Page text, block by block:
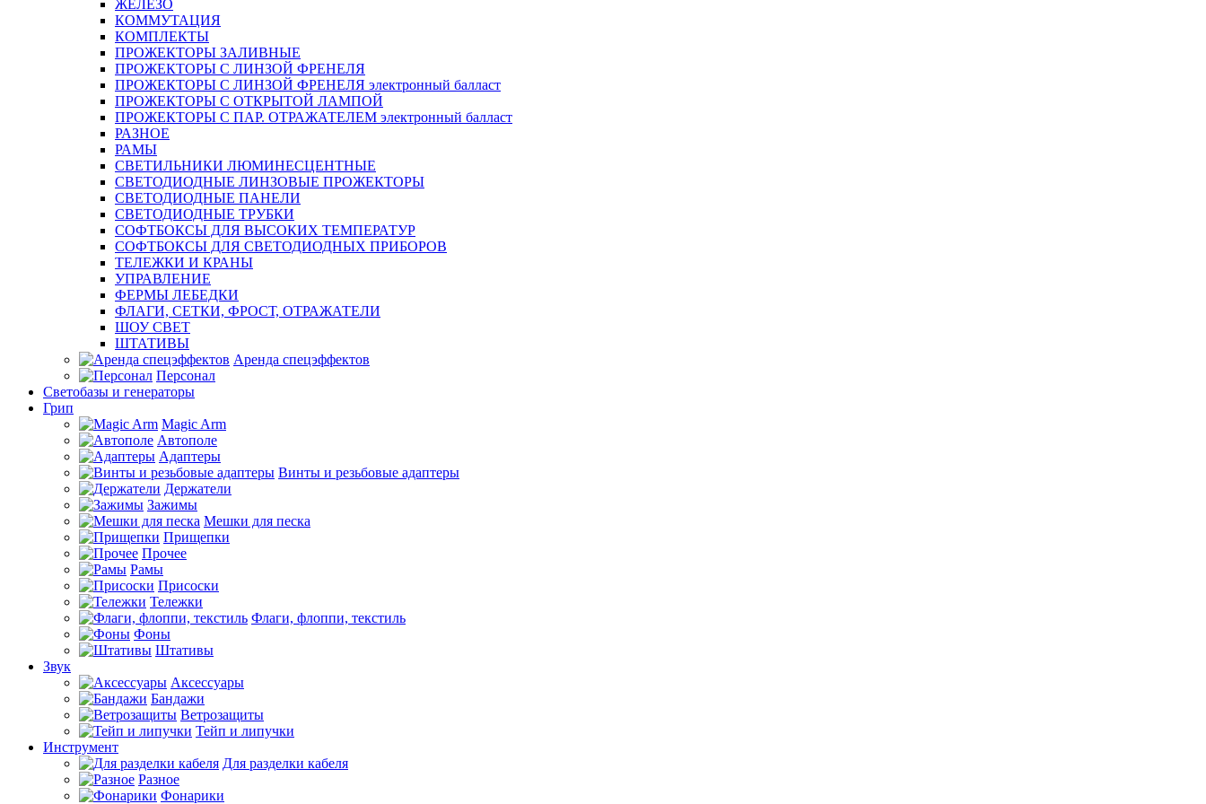
ЖЕЛЕЗО
КОММУТАЦИЯ
КОМПЛЕКТЫ
ПРОЖЕКТОРЫ ЗАЛИВНЫЕ
ПРОЖЕКТОРЫ С ЛИНЗОЙ ФРЕНЕЛЯ
ПРОЖЕКТОРЫ С ЛИНЗОЙ ФРЕНЕЛЯ электронный балласт
ПРОЖЕКТОРЫ С ОТКРЫТОЙ ЛАМПОЙ
ПРОЖЕКТОРЫ С ПАР. ОТРАЖАТЕЛЕМ электронный балласт
РАЗНОЕ
РАМЫ
СВЕТИЛЬНИКИ ЛЮМИНЕСЦЕНТНЫЕ
СВЕТОДИОДНЫЕ ЛИНЗОВЫЕ ПРОЖЕКТОРЫ
СВЕТОДИОДНЫЕ ПАНЕЛИ
СВЕТОДИОДНЫЕ ТРУБКИ
СОФТБОКСЫ ДЛЯ ВЫСОКИХ ТЕМПЕРАТУР
СОФТБОКСЫ ДЛЯ СВЕТОДИОДНЫХ ПРИБОРОВ
ТЕЛЕЖКИ И КРАНЫ
УПРАВЛЕНИЕ
ФЕРМЫ ЛЕБЕДКИ
ФЛАГИ, СЕТКИ, ФРОСТ, ОТРАЖАТЕЛИ
ШОУ СВЕТ
ШТАТИВЫ
Аренда спецэффектов
Персонал
Светобазы и генераторы
Грип
Magic Arm
Автополе
Адаптеры
Винты и резьбовые адаптеры
Держатели
Зажимы
Мешки для песка
Прищепки
Прочее
Рамы
Присоски
Тележки
Флаги, флоппи, текстиль
Фоны
Штативы
Звук
Аксессуары
Бандажи
Ветрозащиты
Тейп и липучки
Инструмент
Для разделки кабеля
Разное
Фонарики